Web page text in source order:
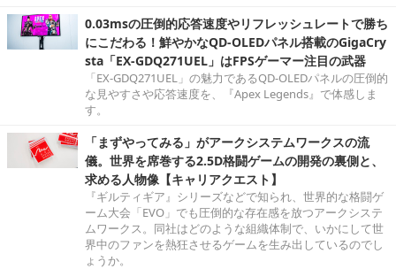
0.03msの圧倒的応答速度やリフレッシュレートで勝ち
にこだわる！鮮やかなQD-OLEDパネル搭載のGigaCry
sta「EX-GDQ271UEL」はFPSゲーマー注目の武器
「EX-GDQ271UEL」の魅力であるQD-OLEDパネルの圧倒的
な見やすさや応答速度を、『Apex Legends』で体感しま
す。
「まずやってみる」がアークシステムワークスの流
儀。世界を席巻する2.5D格闘ゲームの開発の裏側と、
求める人物像【キャリアクエスト】
『ギルティギア』シリーズなどで知られ、世界的な格闘ゲ
ーム大会「EVO」でも圧倒的な存在感を放つアークシステ
ムワークス。同社はどのような組織体制で、いかにして世
界中のファンを熱狂させるゲームを生み出しているのでし
ょうか。